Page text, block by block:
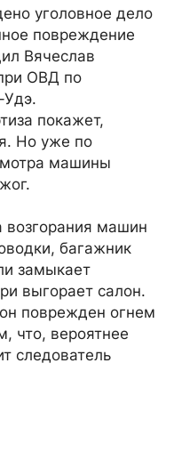
уголовное дело
повреждение
Вячеслав
ОВД по
Удэ.
покажет,
Но уже по
машины
возгорания машин
багажник
замыкает
выгорает салон.
поврежден огнем
что, вероятнее
следователь